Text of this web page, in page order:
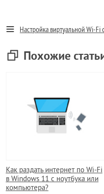
Настройка виртуальной Wi-Fi
Похожие
Как раздать интернет по Wi-Fi
в Windows 11 с ноутбука или
компьютера?